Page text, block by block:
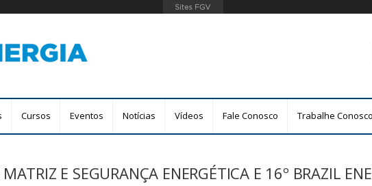
Pular
Cursos Eventos Notícias Vídeos Fale Conosco Trabalhe Conosco
E SEGURANÇA ENERGÉTICA E 16º BRAZIL